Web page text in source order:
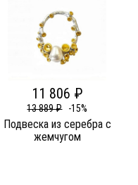
11 806 ₽
13 889 ₽ -15%
Подвеска из серебра c
жемчугом